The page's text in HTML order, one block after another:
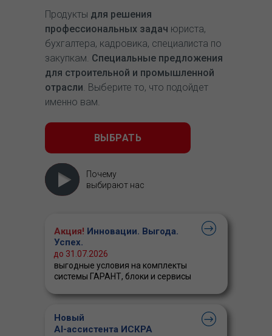
Продукты для решения
профессиональных задач юриста,
бухгалтера, кадровика, специалиста по
закупкам. Специальные предложения
для строительной и промышленной
отрасли. Выберите то, что подойдет
именно вам.
ВЫБРАТЬ
Почему
выбирают нас
Акция! Инновации. Выгода.
Успех.
выгодные условия на комплекты
системы ГАРАНТ, блоки и сервисы
до 31.07.2026
Новый
AI-ассистента ИСКРА